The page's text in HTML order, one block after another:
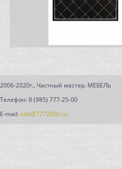
2006-2020г., Частный мастер. МЕБЕЛЬ
Телефон: 8 (985) 777-25-00
E-mail: info@7772500.ru